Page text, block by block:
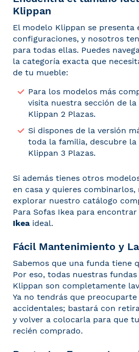
Klippan
El modelo Klippan se presenta
configuraciones, y nosotros
para todas ellas. Puedes
la categoría exacta que
de tu mueble:
Para los modelos más
visita nuestra sección de la
Klippan 2 Plazas.
Si dispones de la versión
toda la familia, descubre la
Klippan 3 Plazas.
Si además tienes otros
en casa y quieres combinarlos,
explorar nuestro catálogo
Para Sofas Ikea para
Ikeaideal.
Fácil Mantenimiento y
Sabemos que una funda tiene
Por eso, todas nuestras
Klippan son completamente
Ya no tendrás que
accidentales; bastará con
y volver a colocarla para que
recién comprado.